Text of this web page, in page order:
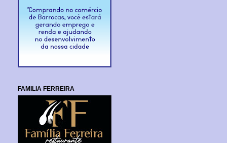
FAMILIA FERREIRA